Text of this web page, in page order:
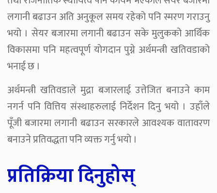
लगानी बढाउन अति अनुकूल समय रहेको पनि स्मरण गराउनु
भयो । सेयर बजारमा लगानी बढाउन सके मुलुकको आर्थिक
विकासमा पनि महत्वपूर्ण योगदान पुग्ने अर्थमन्त्री खतिवडाको
भनाई छ ।
अर्थमन्त्री खतिवडाले मुद्रा बजारलाई उत्तेजित बनाउने काम
नगर्न पनि वित्तिय संस्थाहरुलाई निर्देशन दिनु भयो । उहाँले
पूँजी बजारमा लगानी बढाउन सरकारले आवश्यक वातावरण
बनाउने प्रतिवद्धता पनि व्यक्त गर्नु भयो ।
प्रतिक्रिया दिनुहोस्